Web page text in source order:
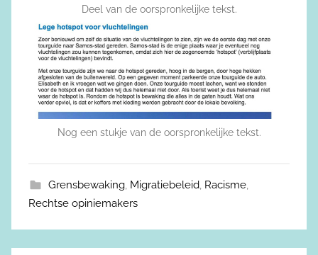
Deel van de oorspronkelijke tekst.
Nog een stukje van de oorspronkelijke tekst.
Grensbewaking, Migratiebeleid, Racisme,
Rechtse opiniemakers